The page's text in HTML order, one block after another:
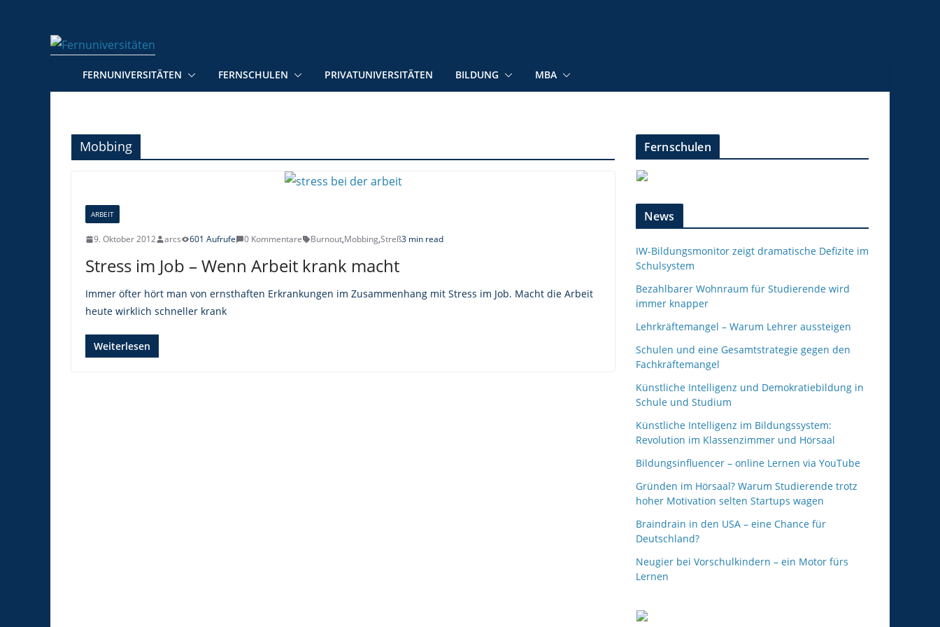
Inhalt
springen
FERNUNIVERSITÄTEN FERNSCHULEN PRIVATUNIVERSITÄTEN BILDUNG MBA
Mobbing
ARBEIT
9. Oktober 2012 arcs 601 Aufrufe 0 Kommentare Burnout,Mobbing,Streß3 min read
Stress im Job – Wenn Arbeit krank macht
Immer öfter hört man von ernsthaften Erkrankungen im Zusammenhang mit Stress im Job. Macht die Arbeit
heute wirklich schneller krank
Weiterlesen
Fernschulen
News
IW-Bildungsmonitor zeigt dramatische Defizite im
Schulsystem
Bezahlbarer Wohnraum für Studierende wird
immer knapper
Lehrkräftemangel – Warum Lehrer aussteigen
Schulen und eine Gesamtstrategie gegen den
Fachkräftemangel
Künstliche Intelligenz und Demokratiebildung in
Schule und Studium
Künstliche Intelligenz im Bildungssystem:
Revolution im Klassenzimmer und Hörsaal
Bildungsinfluencer – online Lernen via YouTube
Gründen im Hörsaal? Warum Studierende trotz
hoher Motivation selten Startups wagen
Braindrain in den USA – eine Chance für
Deutschland?
Neugier bei Vorschulkindern – ein Motor fürs
Lernen